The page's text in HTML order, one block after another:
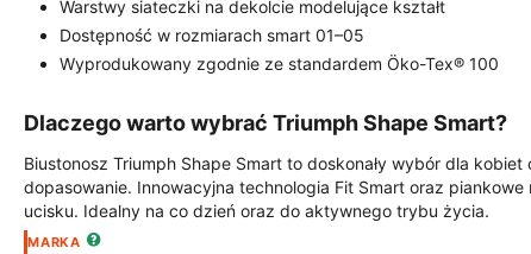
Warstwy siateczki na dekolcie modelujące kształt
Dostępność w rozmiarach smart 01–05
Wyprodukowany zgodnie ze standardem Öko-Tex® 100
Dlaczego warto wybrać Triumph Shape Smart?
Biustonosz Triumph Shape Smart to doskonały wybór dla
dopasowanie. Innowacyjna technologia Fit Smart oraz
ucisku. Idealny na co dzień oraz do aktywnego trybu życia.
MARKA